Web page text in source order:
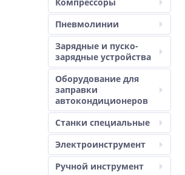
Пневмолинии
Зарядные и пуско-
зарядные устройства
Оборудование для
заправки
автокондиционеров
Станки специальные
Электроинструмент
Ручной инструмент